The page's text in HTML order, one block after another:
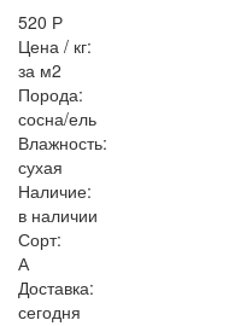
520 Р
Цена / кг:
за м2
Порода:
сосна/ель
Влажность:
сухая
Наличие:
в наличии
Сорт:
А
Доставка:
сегодня